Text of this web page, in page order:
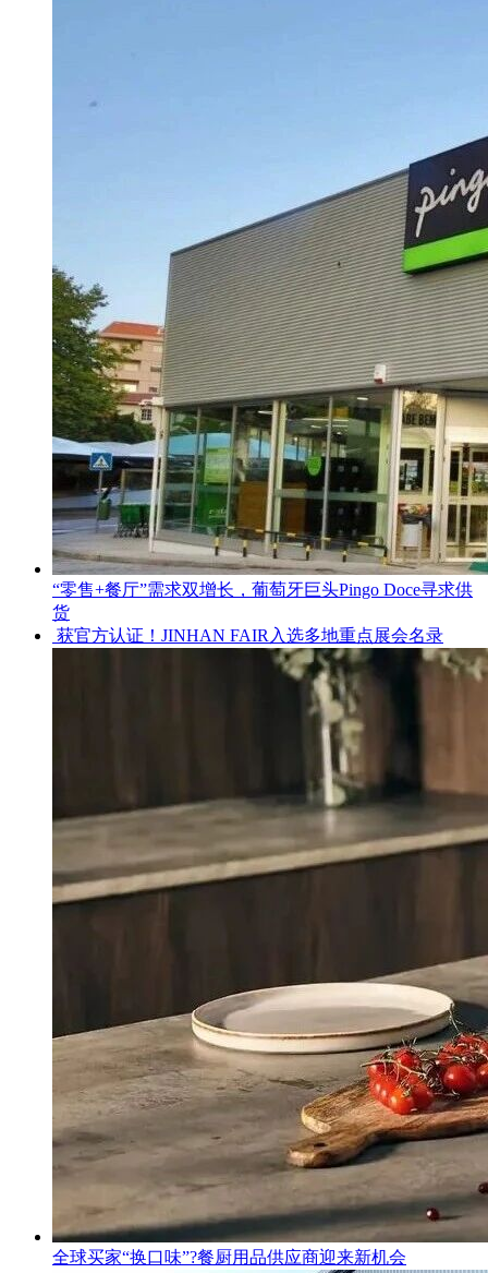
“零售+餐厅”需求双增长，葡萄牙巨头Pingo Doce寻求供
货
获官方认证！JINHAN FAIR入选多地重点展会名录
全球买家“换口味”?餐厨用品供应商迎来新机会